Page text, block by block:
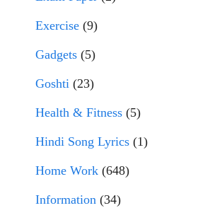
Exercise (9)
Gadgets (5)
Goshti (23)
Health & Fitness (5)
Hindi Song Lyrics (1)
Home Work (648)
Information (34)